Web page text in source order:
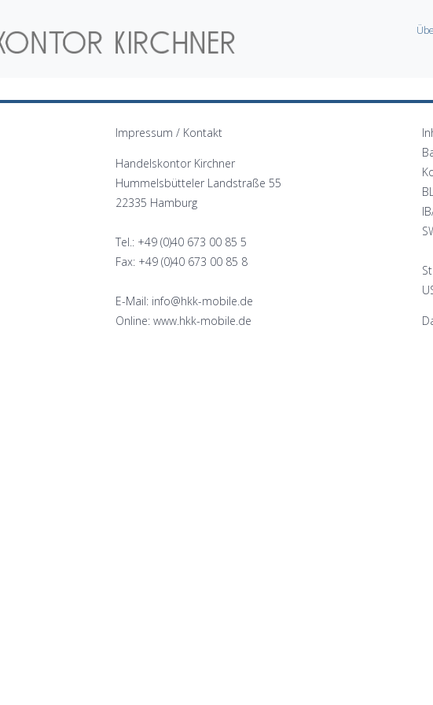
Impressum / Kontakt
Handelskontor Kirchner
Hummelsbütteler Landstraße 55
22335 Hamburg
Tel.: +49 (0)40 673 00 85 5
Fax: +49 (0)40 673 00 85 8
E-Mail: info@hkk-mobile.de
Online: www.hkk-mobile.de